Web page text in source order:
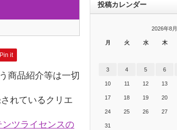
Pin it
商品紹介等は一切
れているクリエ
ンツライセンスの
投稿カレンダー
2026年8月
月 火 水 木
3 4 5 6
10 11 12 13
17 18 19 20
24 25 26 27
31